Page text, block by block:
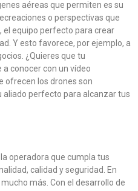
aéreas que permiten es su
o perspectivas que
el equipo perfecto para crear
Y esto favorece, por ejemplo, a
¿Quieres que tu
conocer con un vídeo
ofrecen los drones son
aliado perfecto para alcanzar tus
operadora que cumpla tus
calidad y seguridad. En
más. Con el desarrollo de